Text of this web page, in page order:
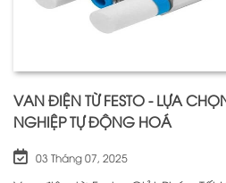
VAN ĐIỆN TỪ FESTO - LỰA
NGHIỆP TỰ ĐỘNG HOÁ
03 Tháng 07, 2025